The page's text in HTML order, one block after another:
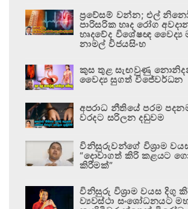
ප්‍රවේසම් වන්න; එල්
පාරිසරික හෘද රෝග
හෘදවේද විශේෂඥ වෛද්‍ය
නාමල් විජයසිංහ
කුස තුළ සැඟවුණු
වෛද්‍ය සුගත් විජේවර්ධන
අපරාධ නීතියේ පරම
වරදට සරිලන දඬුවම
විනිසුරුවන්ගේ විශ්‍රාම
“දොවාගත් කිරි කළයට
කිරීමක්”
විනිසුරු විශ්‍රාම වයස දිගු
ව්‍යවස්ථා සංශෝධනයට